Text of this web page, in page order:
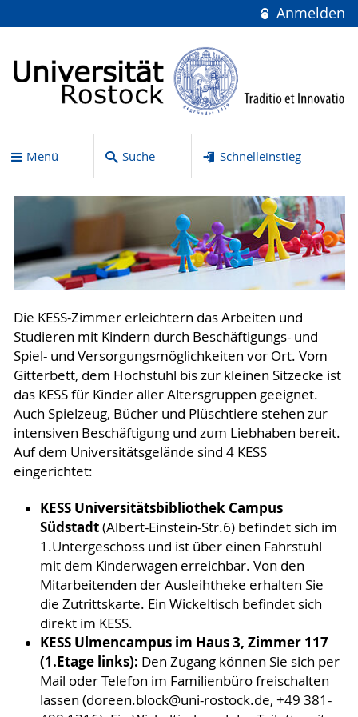
Anmelden
Menü Suche Schnelleinstieg
Die KESS-Zimmer erleichtern das Arbeiten und
Studieren mit Kindern durch Beschäftigungs- und
Spiel- und Versorgungsmöglichkeiten vor Ort. Vom
Gitterbett, dem Hochstuhl bis zur kleinen Sitzecke ist
das KESS für Kinder aller Altersgruppen geeignet.
Auch Spielzeug, Bücher und Plüschtiere stehen zur
intensiven Beschäftigung und zum Liebhaben bereit.
Auf dem Universitätsgelände sind 4 KESS
eingerichtet:
KESS Universitätsbibliothek Campus
Südstadt(Albert-Einstein-Str.6) befindet sich im
1.Untergeschoss und ist über einen Fahrstuhl
mit dem Kinderwagen erreichbar. Von den
Mitarbeitenden der Ausleihtheke erhalten Sie
die Zutrittskarte. Ein Wickeltisch befindet sich
direkt im KESS.
KESS Ulmencampus im Haus 3, Zimmer 117
(1.Etage links): Den Zugang können Sie sich per
Mail oder Telefon im Familienbüro freischalten
lassen (doreen.block@uni-rostock.de, +49 381-